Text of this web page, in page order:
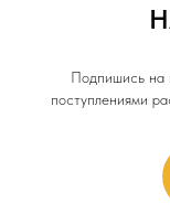
Подпишись на
поступлениями